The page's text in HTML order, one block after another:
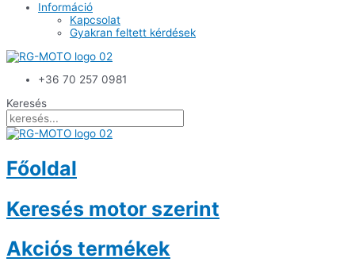
Információ
Kapcsolat
Gyakran feltett kérdések
+36 70 257 0981
Keresés
Főoldal
Keresés motor szerint
Akciós termékek